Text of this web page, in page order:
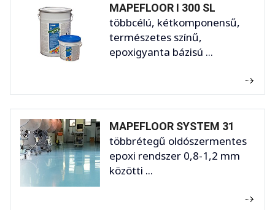
MAPEFLOOR I 300 SL
többcélú, kétkomponensű,
természetes színű,
epoxigyanta bázisú ...
MAPEFLOOR SYSTEM 31
többrétegű oldószermentes
epoxi rendszer 0,8-1,2 mm
közötti ...